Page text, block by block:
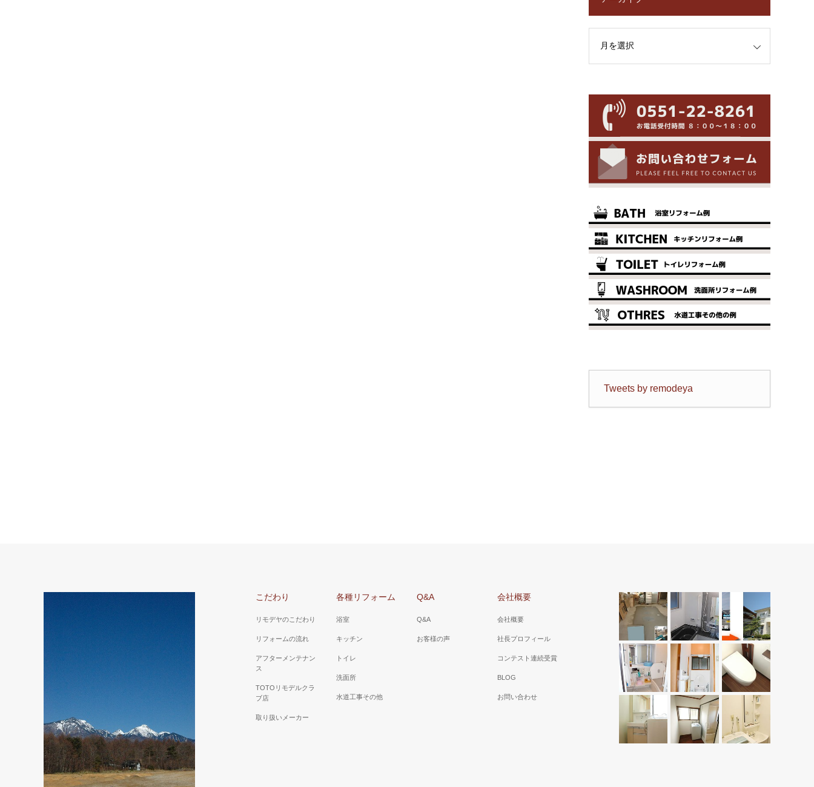
Tweets by remodeya
こだわり
リモデヤのこだわり
リフォームの流れ
アフターメンテナン
ス
TOTOリモデルクラ
ブ店
取り扱いメーカー
各種リフォーム
浴室
キッチン
トイレ
洗面所
水道工事その他
Q&A
Q&A
お客様の声
会社概要
会社概要
社長プロフィール
コンテスト連続受賞
BLOG
お問い合わせ